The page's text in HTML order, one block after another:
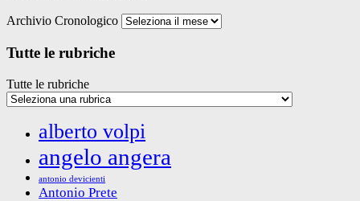
Archivio Cronologico
Tutte le rubriche
Tutte le rubriche
alberto volpi
angelo angera
antonio devicienti
Antonio Prete